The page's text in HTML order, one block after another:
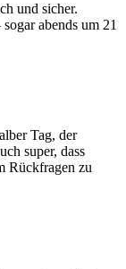
und sicher.
abends um 21
Tag, der
super, dass
Rückfragen zu